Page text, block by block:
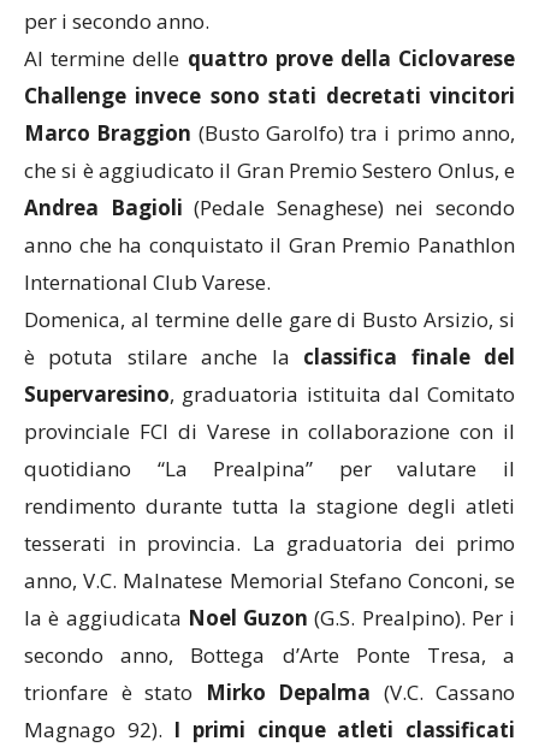
per i secondo anno.
Al termine delle quattro prove della Ciclovarese
Challenge invece sono stati decretati vincitori
Marco Braggion (Busto Garolfo) tra i primo anno,
che si è aggiudicato il Gran Premio Sestero Onlus, e
Andrea Bagioli (Pedale Senaghese) nei secondo
anno che ha conquistato il Gran Premio Panathlon
International Club Varese.
Domenica, al termine delle gare di Busto Arsizio, si
è potuta stilare anche la classifica finale del
Supervaresino, graduatoria istituita dal Comitato
provinciale FCI di Varese in collaborazione con il
quotidiano “La Prealpina” per valutare il
rendimento durante tutta la stagione degli atleti
tesserati in provincia. La graduatoria dei primo
anno, V.C. Malnatese Memorial Stefano Conconi, se
la è aggiudicata Noel Guzon (G.S. Prealpino). Per i
secondo anno, Bottega d’Arte Ponte Tresa, a
trionfare è stato
Mirko Depalma (V.C. Cassano
Magnago 92). I primi cinque atleti classificati